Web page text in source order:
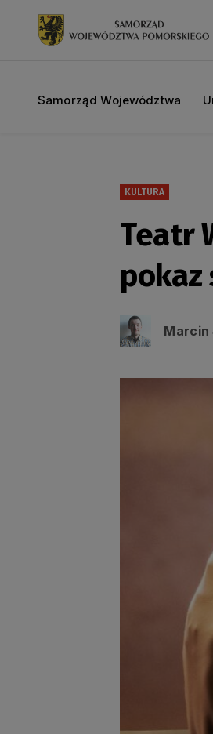
Samorząd Województwa
KULTURA
Teatr
pokaz
Marcin